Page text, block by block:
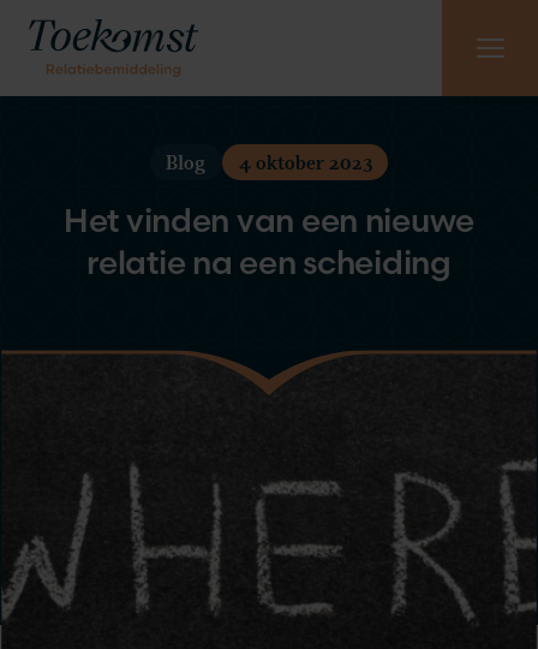
Meest gestelde vragen
Vraag gratis kennismaking aan
085 - 130 6965
Blog 4 oktober 2023
Het vinden van een nieuwe
relatie na een scheiding